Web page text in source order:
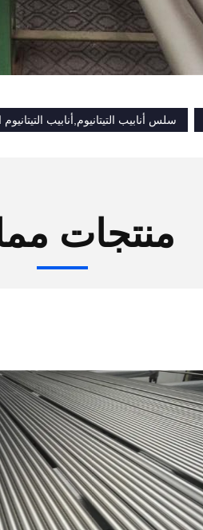
سلس أنابيب التيتانيوم,أنابيب
منتجات